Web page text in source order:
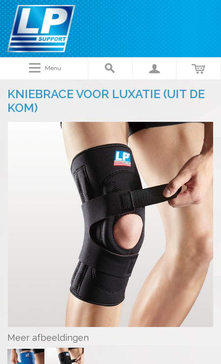
Menu
KNIEBRACE VOOR LUXATIE (UIT DE
KOM)
Meer afbeeldingen